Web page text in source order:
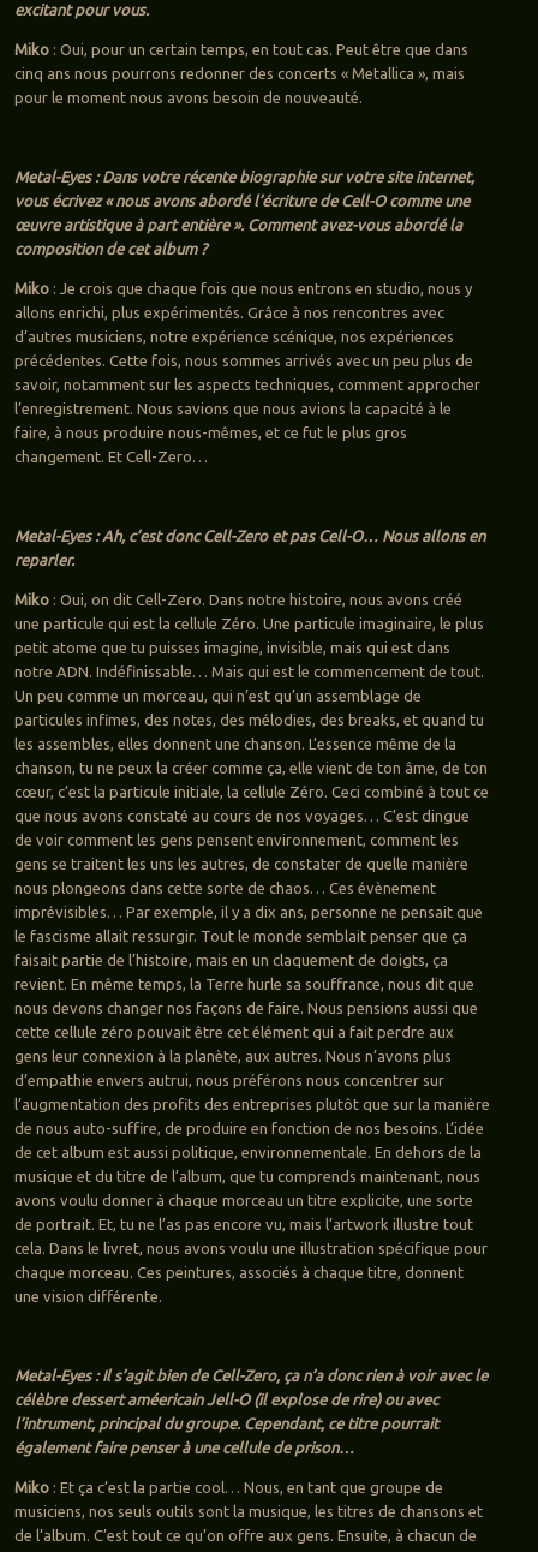
excitant pour vous.
Miko: Oui, pour un certain temps, en tout cas. Peut être que dans
cinq ans nous pourrons redonner des concerts « Metallica », mais
pour le moment nous avons besoin de nouveauté.
Metal-Eyes : Dans votre récente biographie sur votre site internet,
vous écrivez « nous avons abordé l’écriture de Cell-O comme une
œuvre artistique à part entière ». Comment avez-vous abordé la
composition de cet album ?
Miko: Je crois que chaque fois que nous entrons en studio, nous y
allons enrichi, plus expérimentés. Grâce à nos rencontres avec
d’autres musiciens, notre expérience scénique, nos expériences
précédentes. Cette fois, nous sommes arrivés avec un peu plus de
savoir, notamment sur les aspects techniques, comment approcher
l’enregistrement. Nous savions que nous avions la capacité à le
faire, à nous produire nous-mêmes, et ce fut le plus gros
changement. Et Cell-Zero…
Metal-Eyes : Ah, c’est donc Cell-Zero et pas Cell-O… Nous allons en
reparler.
Miko: Oui, on dit Cell-Zero. Dans notre histoire, nous avons créé
une particule qui est la cellule Zéro. Une particule imaginaire, le plus
petit atome que tu puisses imagine, invisible, mais qui est dans
notre ADN. Indéfinissable… Mais qui est le commencement de tout.
Un peu comme un morceau, qui n’est qu’un assemblage de
particules infimes, des notes, des mélodies, des breaks, et quand tu
les assembles, elles donnent une chanson. L’essence même de la
chanson, tu ne peux la créer comme ça, elle vient de ton âme, de ton
cœur, c’est la particule initiale, la cellule Zéro. Ceci combiné à tout ce
que nous avons constaté au cours de nos voyages… C’est dingue
de voir comment les gens pensent environnement, comment les
gens se traitent les uns les autres, de constater de quelle manière
nous plongeons dans cette sorte de chaos… Ces évènement
imprévisibles… Par exemple, il y a dix ans, personne ne pensait que
le fascisme allait ressurgir. Tout le monde semblait penser que ça
faisait partie de l’histoire, mais en un claquement de doigts, ça
revient. En même temps, la Terre hurle sa souffrance, nous dit que
nous devons changer nos façons de faire. Nous pensions aussi que
cette cellule zéro pouvait être cet élément qui a fait perdre aux
gens leur connexion à la planète, aux autres. Nous n’avons plus
d’empathie envers autrui, nous préférons nous concentrer sur
l’augmentation des profits des entreprises plutôt que sur la manière
de nous auto-suffire, de produire en fonction de nos besoins. L’idée
de cet album est aussi politique, environnementale. En dehors de la
musique et du titre de l’album, que tu comprends maintenant, nous
avons voulu donner à chaque morceau un titre explicite, une sorte
de portrait. Et, tu ne l’as pas encore vu, mais l’artwork illustre tout
cela. Dans le livret, nous avons voulu une illustration spécifique pour
chaque morceau. Ces peintures, associés à chaque titre, donnent
une vision différente.
Metal-Eyes : Il s’agit bien de Cell-Zero, ça n’a donc rien à voir avec le
célèbre dessert améericain Jell-O (il explose de rire) ou avec
l’intrument, principal du groupe. Cependant, ce titre pourrait
également faire penser à une cellule de prison…
Miko: Et ça c’est la partie cool… Nous, en tant que groupe de
musiciens, nos seuls outils sont la musique, les titres de chansons et
de l’album. C’est tout ce qu’on offre aux gens. Ensuite, à chacun de